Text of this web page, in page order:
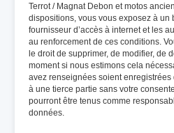
Terrot / Magnat Debon et motos
dispositions, vous vous exposez à un
fournisseur d’accès à internet et les
au renforcement de ces conditions.
le droit de supprimer, de modifier, de
moment si nous estimons cela
avez renseignées soient
à une tierce partie sans votre
pourront être tenus comme
données.